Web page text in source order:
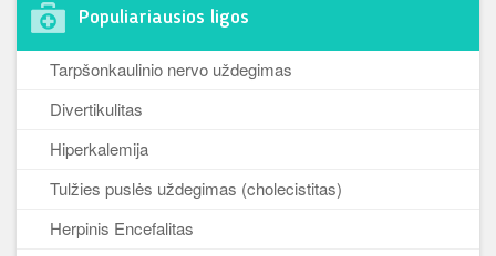
Populiariausios ligos
Tarpšonkaulinio nervo uždegimas
Divertikulitas
Hiperkalemija
Tulžies puslės uždegimas (cholecistitas)
Herpinis Encefalitas